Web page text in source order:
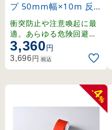
プ 50mm幅×10m 反射
青 (265016)
衝突防止や注意喚起に最
適。あらゆる危険回避に
効果を発揮する反射テー
プ。
3,360円
3,696円 税込
-
4
%